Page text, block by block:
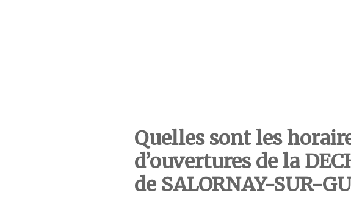
Quelles sont les
d’ouvertures de la
de SALORNAY-SUR-